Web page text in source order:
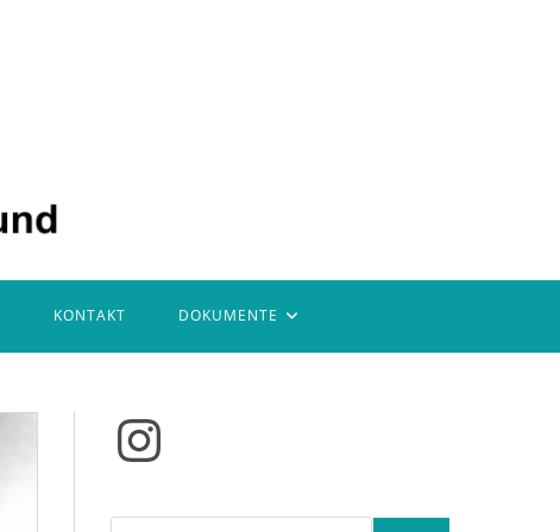
KONTAKT DOKUMENTE
Instagram